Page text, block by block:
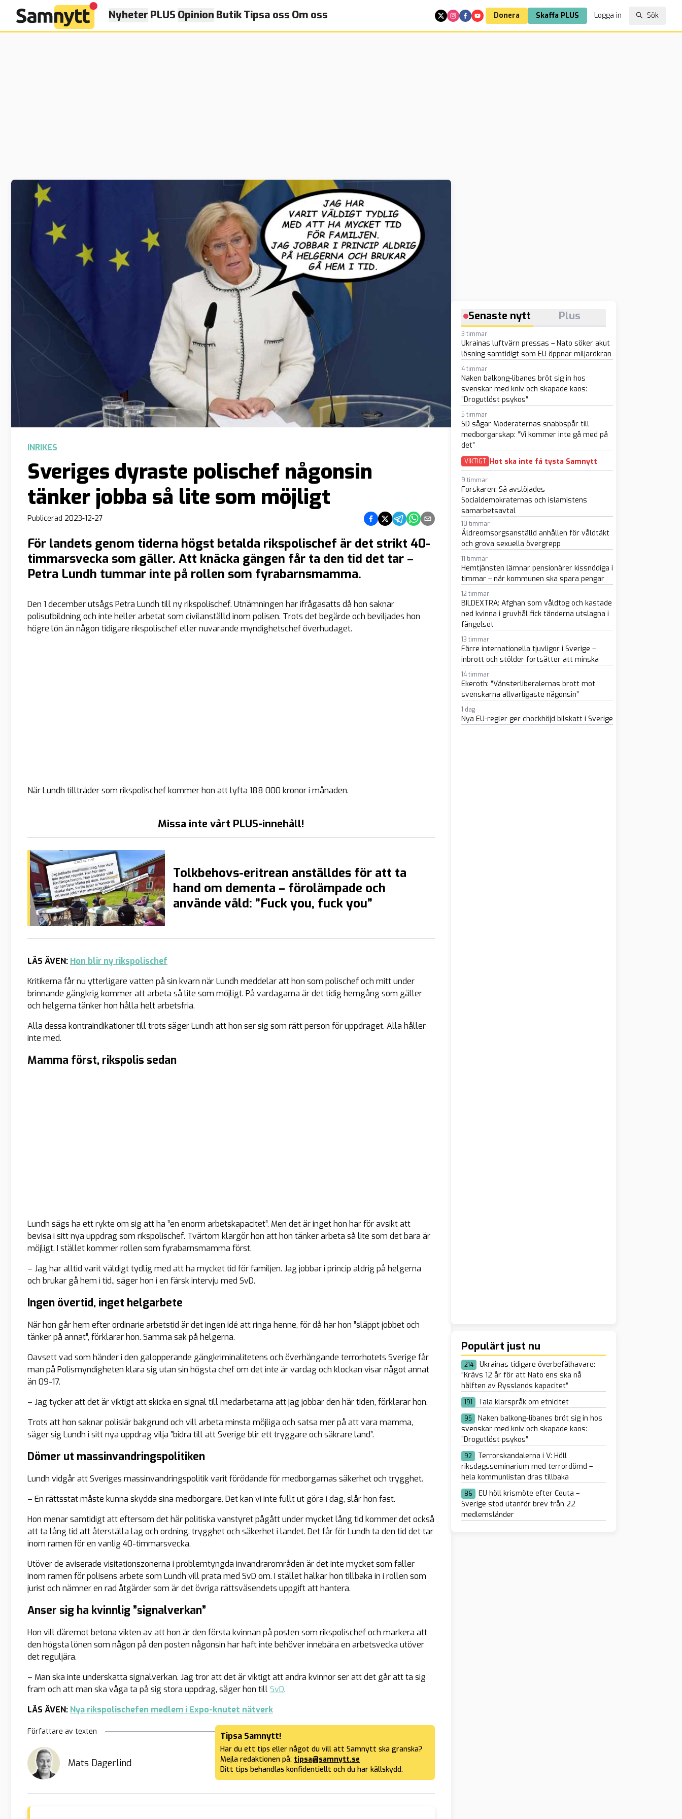
Nyheter PLUS Opinion ButikTipsa oss Om oss Donera Skaffa PLUS Logga in Sök
INRIKES
Sveriges dyraste polischef någonsin
tänker jobba så lite som möjligt
Publicerad 2023-12-27 Dela på Facebook
Dela på Twitter
Dela på Telegram
Dela på Whatsapp
Dela via e-post
För landets genom tiderna högst betalda rikspolischef är det strikt 40-
timmarsvecka som gäller. Att knäcka gängen får ta den tid det tar –
Petra Lundh tummar inte på rollen som fyrabarnsmamma.
Den 1 december utsågs Petra Lundh till ny rikspolischef. Utnämningen har ifrågasatts då hon saknar
polisutbildning och inte heller arbetat som civilanställd inom polisen. Trots det begärde och beviljades hon
högre lön än någon tidigare rikspolischef eller nuvarande myndighetschef överhudaget.
När Lundh tillträder som rikspolischef kommer hon att lyfta 188 000 kronor i månaden.
Missa inte vårt PLUS-innehåll!
Tolkbehovs-eritrean anställdes för att ta
hand om dementa – förolämpade och
använde våld: ”Fuck you, fuck you”
LÄS ÄVEN: Hon blir ny rikspolischef
Kritikerna får nu ytterligare vatten på sin kvarn när Lundh meddelar att hon som polischef och mitt under
brinnande gängkrig kommer att arbeta så lite som möjligt. På vardagarna är det tidig hemgång som gäller
och helgerna tänker hon hålla helt arbetsfria.
Alla dessa kontraindikationer till trots säger Lundh att hon ser sig som rätt person för uppdraget. Alla håller
inte med.
Mamma först, rikspolis sedan
Lundh sägs ha ett rykte om sig att ha ”en enorm arbetskapacitet”. Men det är inget hon har för avsikt att
bevisa i sitt nya uppdrag som rikspolischef. Tvärtom klargör hon att hon tänker arbeta så lite som det bara är
möjligt. I stället kommer rollen som fyrabarnsmamma först.
– Jag har alltid varit väldigt tydlig med att ha mycket tid för familjen. Jag jobbar i princip aldrig på helgerna
och brukar gå hem i tid., säger hon i en färsk intervju med SvD.
Ingen övertid, inget helgarbete
När hon går hem efter ordinarie arbetstid är det ingen idé att ringa henne, för då har hon ”släppt jobbet och
tänker på annat”, förklarar hon. Samma sak på helgerna.
Oavsett vad som händer i den galopperande gängkriminalitetens och överhängande terrorhotets Sverige får
man på Polismyndigheten klara sig utan sin högsta chef om det inte är vardag och klockan visar något annat
än 09-17.
– Jag tycker att det är viktigt att skicka en signal till medarbetarna att jag jobbar den här tiden, förklarar hon.
Trots att hon saknar polisiär bakgrund och vill arbeta minsta möjliga och satsa mer på att vara mamma,
säger sig Lundh i sitt nya uppdrag vilja ”bidra till att Sverige blir ett tryggare och säkrare land”.
Dömer ut massinvandringspolitiken
Lundh vidgår att Sveriges massinvandringspolitik varit förödande för medborgarnas säkerhet och trygghet.
– En rättsstat måste kunna skydda sina medborgare. Det kan vi inte fullt ut göra i dag, slår hon fast.
Hon menar samtidigt att eftersom det här politiska vanstyret pågått under mycket lång tid kommer det också
att ta lång tid att återställa lag och ordning, trygghet och säkerhet i landet. Det får för Lundh ta den tid det tar
inom ramen för en vanlig 40-timmarsvecka.
Utöver de aviserade visitationszonerna i problemtyngda invandrarområden är det inte mycket som faller
inom ramen för polisens arbete som Lundh vill prata med SvD om. I stället halkar hon tillbaka in i rollen som
jurist och nämner en rad åtgärder som är det övriga rättsväsendets uppgift att hantera.
Anser sig ha kvinnlig ”signalverkan”
Hon vill däremot betona vikten av att hon är den första kvinnan på posten som rikspolischef och markera att
den högsta lönen som någon på den posten någonsin har haft inte behöver innebära en arbetsvecka utöver
det reguljära.
– Man ska inte underskatta signalverkan. Jag tror att det är viktigt att andra kvinnor ser att det går att ta sig
fram och att man ska våga ta på sig stora uppdrag, säger hon tillSvD.
LÄS ÄVEN: Nya rikspolischefen medlem i Expo-knutet nätverk
Författare av texten
Mats Dagerlind
Tipsa Samnytt!
Har du ett tips eller något du vill att Samnytt ska granska?
Mejla redaktionen på: tipsa@samnytt.se
Ditt tips behandlas konfidentiellt och du har källskydd.
Senaste nytt Plus
3 timmar
Ukrainas luftvärn pressas – Nato söker akut
lösning samtidigt som EU öppnar miljardkran
4 timmar
Naken balkong-libanes bröt sig in hos
svenskar med kniv och skapade kaos:
”Drogutlöst psykos”
5 timmar
SD sågar Moderaternas snabbspår till
medborgarskap: ”Vi kommer inte gå med på
det”
VIKTIGT Hot ska inte få tysta Samnytt
9 timmar
Forskaren: Så avslöjades
Socialdemokraternas och islamistens
samarbetsavtal
10 timmar
Äldreomsorgsanställd anhållen för våldtäkt
och grova sexuella övergrepp
11 timmar
Hemtjänsten lämnar pensionärer kissnödiga i
timmar – när kommunen ska spara pengar
12 timmar
BILDEXTRA: Afghan som våldtog och kastade
ned kvinna i gruvhål fick tänderna utslagna i
fängelset
13 timmar
Färre internationella tjuvligor i Sverige –
inbrott och stölder fortsätter att minska
14 timmar
Ekeroth: ”Vänsterliberalernas brott mot
svenskarna allvarligaste någonsin”
1 dag
Nya EU-regler ger chockhöjd bilskatt i Sverige
Populärt just nu
214
Ukrainas tidigare överbefälhavare:
“Krävs 12 år för att Nato ens ska nå
hälften av Rysslands kapacitet”
191 Tala klarspråk om etnicitet
95
Naken balkong-libanes bröt sig in hos
svenskar med kniv och skapade kaos:
”Drogutlöst psykos”
92
Terrorskandalerna i V: Höll
riksdagsseminarium med terrordömd –
hela kommunlistan dras tillbaka
86
EU höll krismöte efter Ceuta –
Sverige stod utanför brev från 22
medlemsländer